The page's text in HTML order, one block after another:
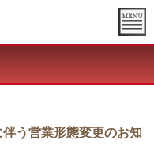
う営業形態変更のお知